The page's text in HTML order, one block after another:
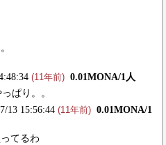
(11年前) 0.01MONA/1人
ぱり。。
13 15:56:44 (11年前) 0.01MONA/1
てるわ